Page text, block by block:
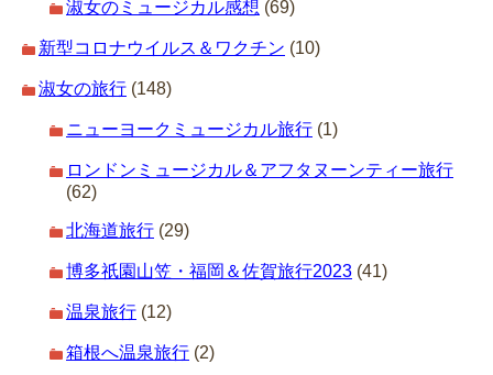
淑女のミュージカル感想 (69)
新型コロナウイルス＆ワクチン (10)
淑女の旅行 (148)
ニューヨークミュージカル旅行 (1)
ロンドンミュージカル＆アフタヌーンティー旅行
(62)
北海道旅行 (29)
博多祇園山笠・福岡＆佐賀旅行2023 (41)
温泉旅行 (12)
箱根へ温泉旅行 (2)